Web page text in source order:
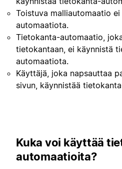
Toistuva malliautomaatio
automaatiota.
Tietokanta-automaatio,
tietokantaan, ei käynnistä
automaatiota.
Käyttäjä, joka napsauttaa
sivun, käynnistää
Kuka voi käyttää
automaatioita?